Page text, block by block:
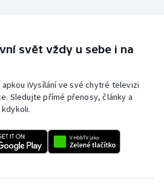
svět vždy u sebe i na
apkou iVysílání ve své chytré televizi
Sledujte přímé přenosy, články a